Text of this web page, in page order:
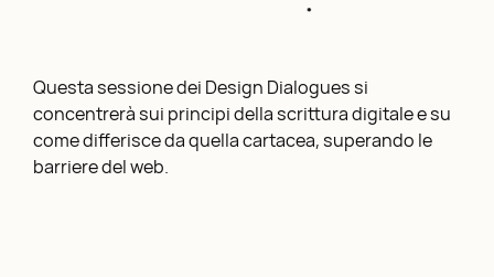
Questa sessione dei Design Dialogues si
concentrerà sui principi della scrittura digitale e su
come differisce da quella cartacea, superando le
barriere del web.